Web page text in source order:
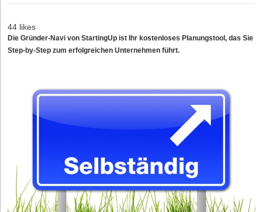
44 likes
Die Gründer-Navi von StartingUp ist Ihr kostenloses Planungstool, das Sie
Step-by-Step zum erfolgreichen Unternehmen führt.